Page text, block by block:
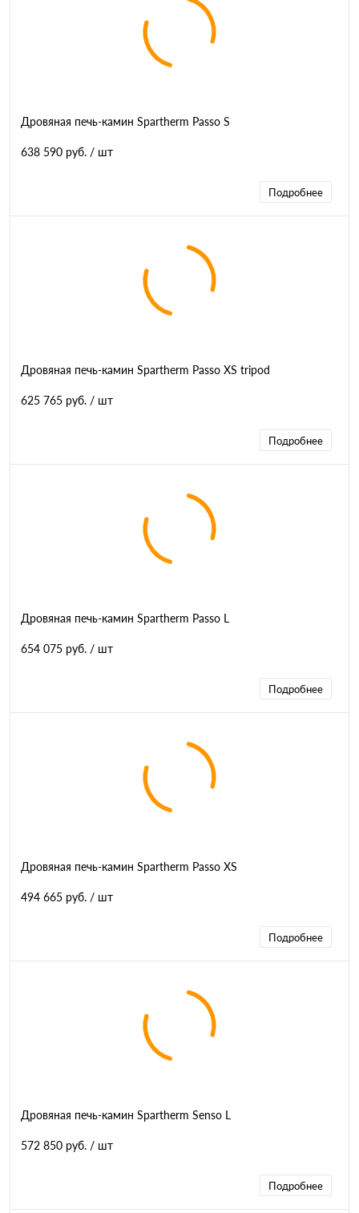
Дровяная печь-камин Spartherm Passo S
638 590 руб. / шт
Подробнее
Дровяная печь-камин Spartherm Passo XS tripod
625 765 руб. / шт
Подробнее
Дровяная печь-камин Spartherm Passo L
654 075 руб. / шт
Подробнее
Дровяная печь-камин Spartherm Passo XS
494 665 руб. / шт
Подробнее
Дровяная печь-камин Spartherm Senso L
572 850 руб. / шт
Подробнее